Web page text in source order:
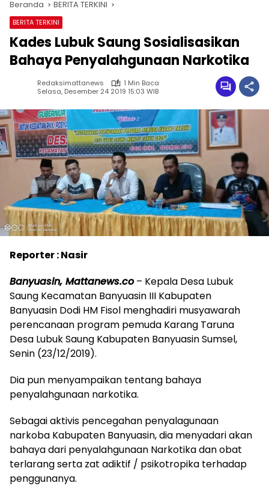
Beranda BERITA TERKINI
BERITA TERKINI
Kades Lubuk Saung Sosialisasikan
Bahaya Penyalahgunaan Narkotika
Redaksimattanews
1 Min Baca
Selasa, Desember 24 2019 15:03 WIB
Reporter : Nasir
Banyuasin, Mattanews.co– Kepala Desa Lubuk
Saung Kecamatan Banyuasin III Kabupaten
Banyuasin Dodi HM Fisol menghadiri musyawarah
perencanaan program pemuda Karang Taruna
Desa Lubuk Saung Kabupaten Banyuasin Sumsel,
Senin (23/12/2019).
Dia pun menyampaikan tentang bahaya
penyalahgunaan narkotika.
Sebagai aktivis pencegahan penyalagunaan
narkoba Kabupaten Banyuasin, dia menyadari akan
bahaya dari penyalahgunaan Narkotika dan obat
terlarang serta zat adiktif / psikotropika terhadap
penggunanya.